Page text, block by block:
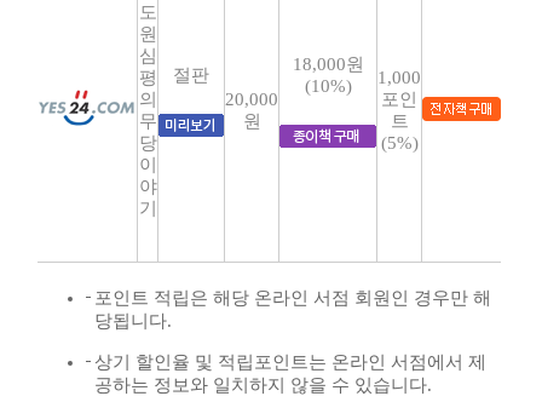
도
원
심
평
의
무
당
이
야
기
절판
20,000
원
18,000원
(10%)
1,000
포인
트
(5%)
포인트 적립은 해당 온라인 서점 회원인 경우만 해
당됩니다.
상기 할인율 및 적립포인트는 온라인 서점에서 제
공하는 정보와 일치하지 않을 수 있습니다.